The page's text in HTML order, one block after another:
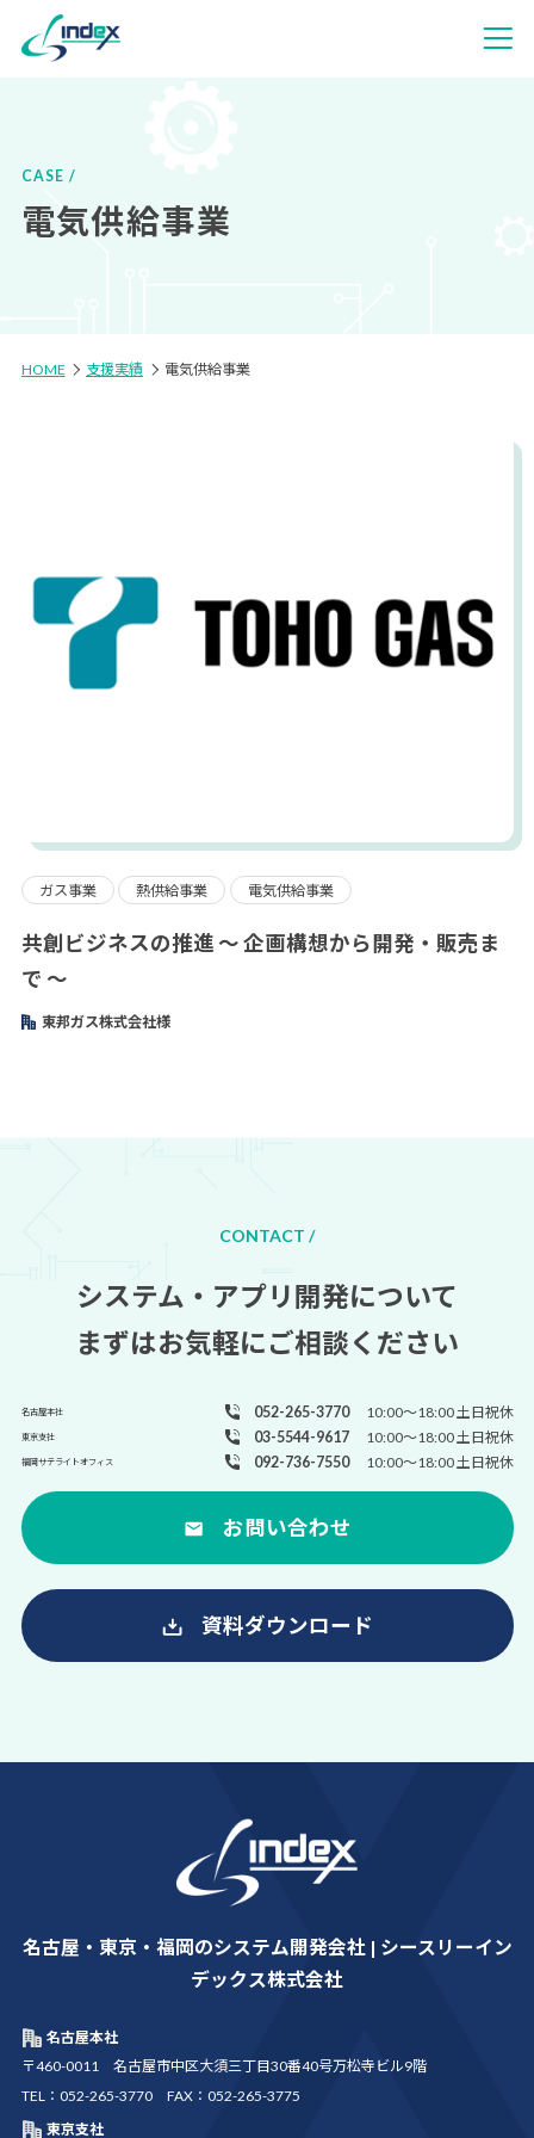
CASE
電気供給事業
HOME 支援実績 電気供給事業
ガス事業 熱供給事業 電気供給事業
共創ビジネスの推進 ～ 企画構想から開発・販売ま
で ～
東邦ガス株式会社様
CONTACT /
システム・アプリ開発について
まずはお気軽にご相談ください
名古屋本社 052-265-3770 10:00～18:00 土日祝休
東京支社 03-5544-9617 10:00～18:00 土日祝休
福岡サテライトオフィス 092-736-7550 10:00～18:00 土日祝休
お問い合わせ
資料ダウンロード
名古屋・東京・福岡のシステム開発会社 | シースリーイン
デックス株式会社
名古屋本社
〒460-0011 名古屋市中区大須三丁目30番40号万松寺ビル9階
TEL：052-265-3770 FAX：052-265-3775
東京支社